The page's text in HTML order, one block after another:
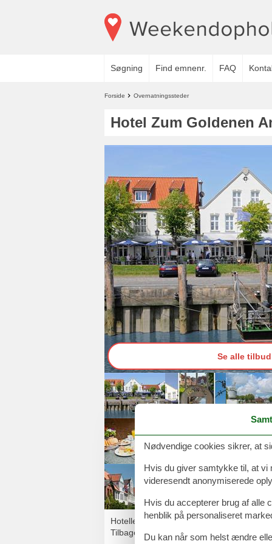
Søgning Find emnenr. FAQ
Forside Overnatningssteder
Hotel Zum Goldenen
Se alle tilbud
Hotellet i Tønning byder velkommen til
Tilbage på hotellet slapper I af i pool,
Nødvendige cookies sikrer, at
Hvis du giver samtykke til, at vi
videresendt anonymiserede
Hvis du accepterer brug af alle
henblik på personaliseret
Du kan når som helst ændre